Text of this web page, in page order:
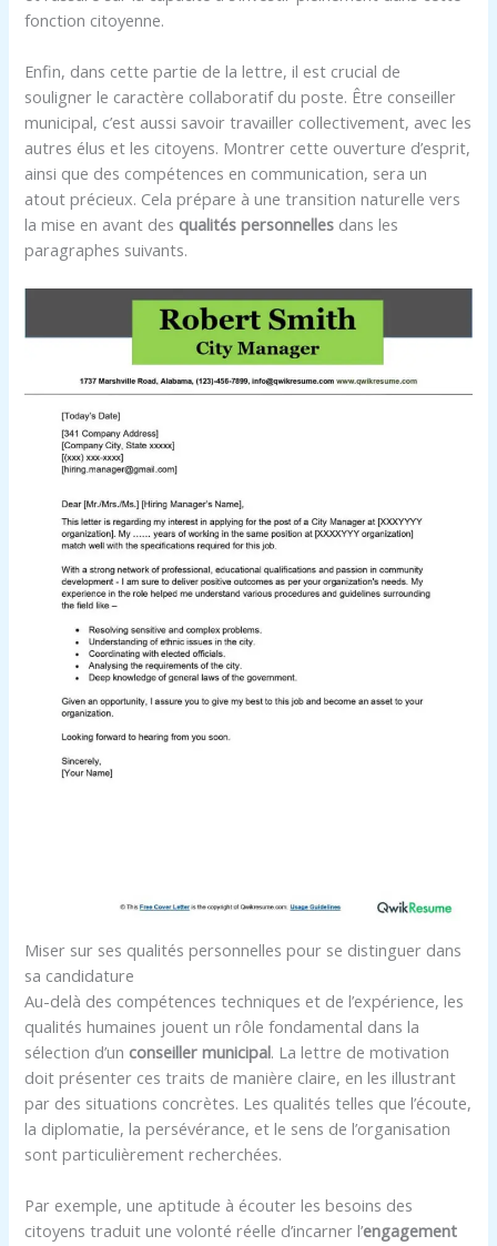
fonction citoyenne.
Enfin, dans cette partie de la lettre, il est crucial de
souligner le caractère collaboratif du poste. Être conseiller
municipal, c’est aussi savoir travailler collectivement, avec les
autres élus et les citoyens. Montrer cette ouverture d’esprit,
ainsi que des compétences en communication, sera un
atout précieux. Cela prépare à une transition naturelle vers
la mise en avant des qualités personnelles dans les
paragraphes suivants.
Miser sur ses qualités personnelles pour se distinguer dans
sa candidature
Au-delà des compétences techniques et de l’expérience, les
qualités humaines jouent un rôle fondamental dans la
sélection d’un conseiller municipal. La lettre de motivation
doit présenter ces traits de manière claire, en les illustrant
par des situations concrètes. Les qualités telles que l’écoute,
la diplomatie, la persévérance, et le sens de l’organisation
sont particulièrement recherchées.
Par exemple, une aptitude à écouter les besoins des
citoyens traduit une volonté réelle d’incarner l’engagement